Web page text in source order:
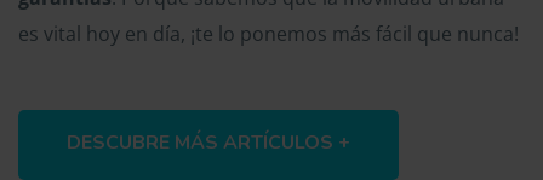
es vital hoy en día, ¡te lo ponemos más fácil que nunca!
DESCUBRE MÁS ARTÍCULOS +